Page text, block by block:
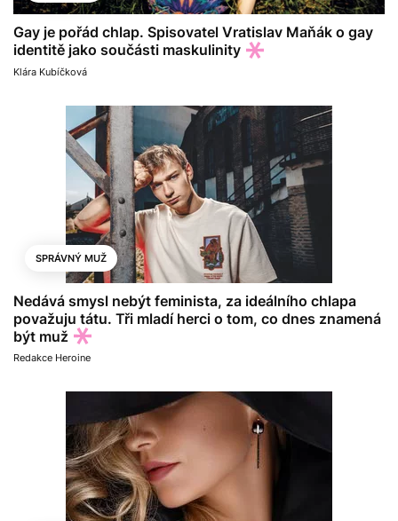
Gay je pořád chlap. Spisovatel Vratislav Maňák o gay
identitě jako součásti maskulinity
Klára Kubíčková
SPRÁVNÝ MUŽ
Nedává smysl nebýt feminista, za ideálního chlapa
považuju tátu. Tři mladí herci o tom, co dnes znamená
být muž
Redakce Heroine